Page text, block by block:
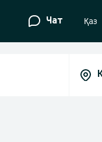
Чат Қаз